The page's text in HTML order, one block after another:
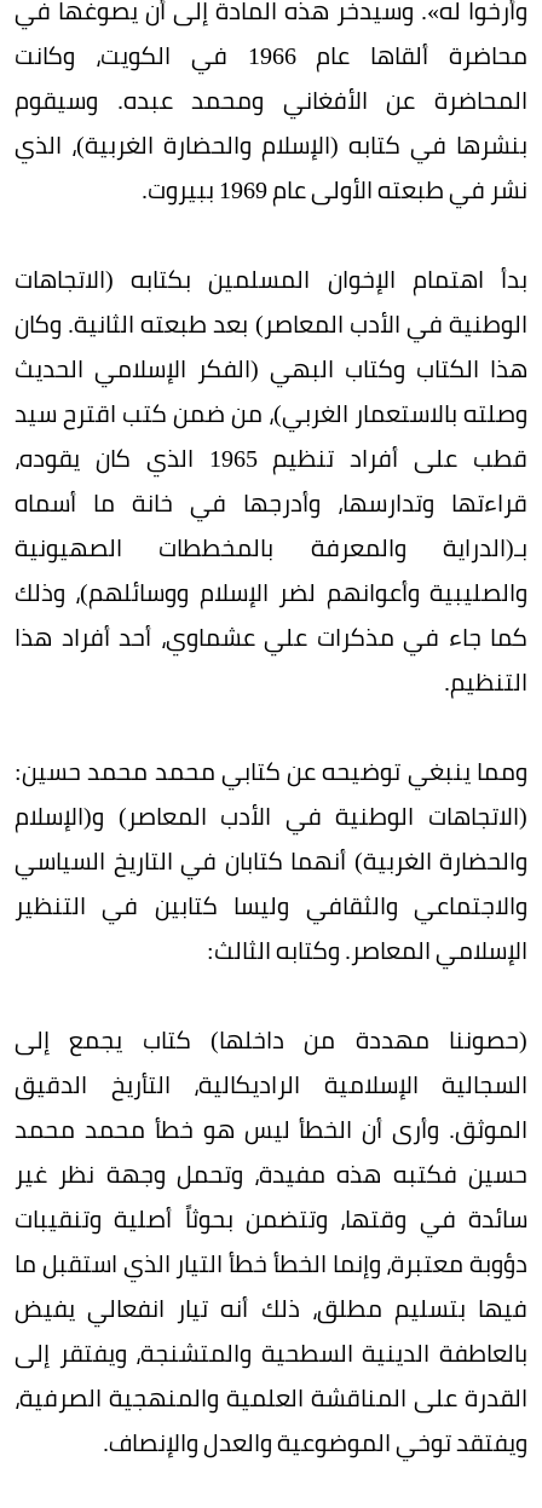
وأرخوا له». وسيدخر هذه المادة إلى أن يصوغها في
محاضرة ألقاها عام 1966 في الكويت، وكانت
المحاضرة عن الأفغاني ومحمد عبده. وسيقوم
بنشرها في كتابه (الإسلام والحضارة الغربية)، الذي
نشر في طبعته الأولى عام 1969 ببيروت.
بدأ اهتمام الإخوان المسلمين بكتابه (الاتجاهات
الوطنية في الأدب المعاصر) بعد طبعته الثانية. وكان
هذا الكتاب وكتاب البهي (الفكر الإسلامي الحديث
وصلته بالاستعمار الغربي)، من ضمن كتب اقترح سيد
قطب على أفراد تنظيم 1965 الذي كان يقوده،
قراءتها وتدارسها، وأدرجها في خانة ما أسماه
بـ(الدراية والمعرفة بالمخططات الصهيونية
والصليبية وأعوانهم لضر الإسلام ووسائلهم)، وذلك
كما جاء في مذكرات علي عشماوي، أحد أفراد هذا
التنظيم.
ومما ينبغي توضيحه عن كتابي محمد محمد حسين:
(الاتجاهات الوطنية في الأدب المعاصر) و(الإسلام
والحضارة الغربية) أنهما كتابان في التاريخ السياسي
والاجتماعي والثقافي وليسا كتابين في التنظير
الإسلامي المعاصر. وكتابه الثالث:
(حصوننا مهددة من داخلها) كتاب يجمع إلى
السجالية الإسلامية الراديكالية، التأريخ الدقيق
الموثق. وأرى أن الخطأ ليس هو خطأ محمد محمد
حسين فكتبه هذه مفيدة، وتحمل وجهة نظر غير
سائدة في وقتها، وتتضمن بحوثاً أصلية وتنقيبات
دؤوبة معتبرة، وإنما الخطأ خطأ التيار الذي استقبل ما
فيها بتسليم مطلق، ذلك أنه تيار انفعالي يفيض
بالعاطفة الدينية السطحية والمتشنجة، ويفتقر إلى
القدرة على المناقشة العلمية والمنهجية الصرفية،
ويفتقد توخي الموضوعية والعدل والإنصاف.